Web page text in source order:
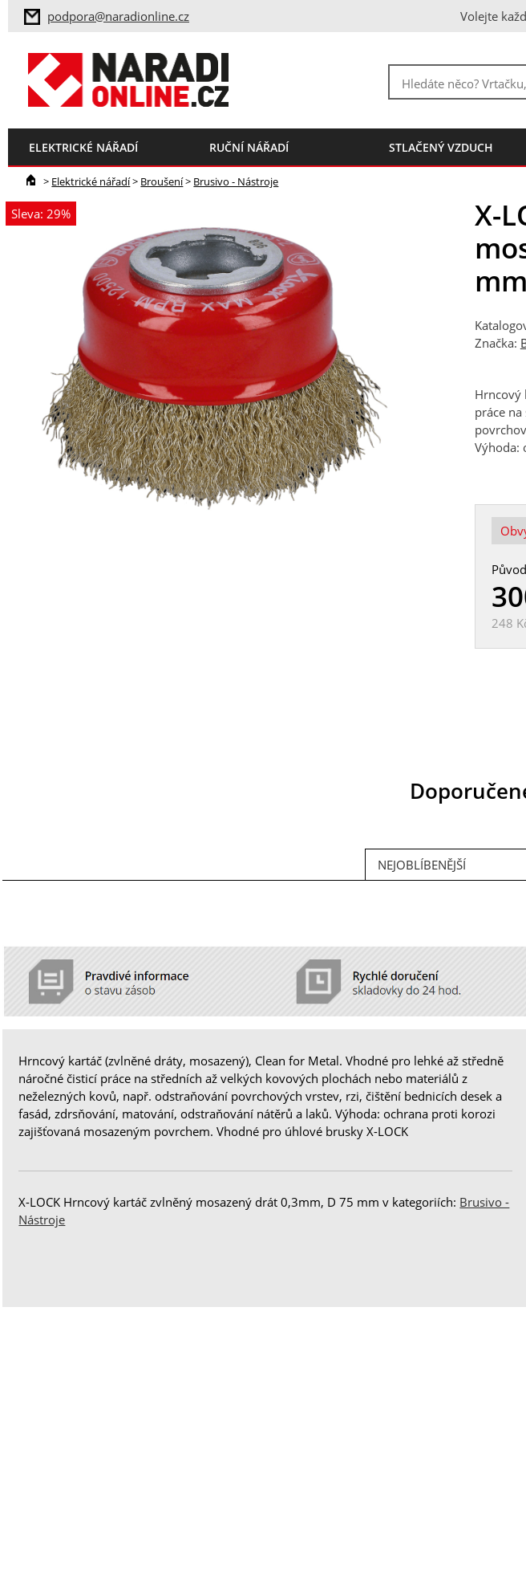
podpora@naradionline.cz Volejte
ELEKTRICKÉ NÁŘADÍ RUČNÍ NÁŘADÍ STLAČENÝ VZDUCH
> Elektrické nářadí> Broušení> Brusivo - Nástroje
Sleva: 29%
X-
mm
Značka:
Hrncový
práce
Výhoda:
248
NEJOBLÍBENĚJŠÍ
Hrncový kartáč (zvlněné dráty, mosazený), Clean for Metal. Vhodné pro lehké až středně
náročné čisticí práce na středních až velkých kovových plochách nebo materiálů z
neželezných kovů, např. odstraňování povrchových vrstev, rzi, čištění bednicích desek a
fasád, zdrsňování, matování, odstraňování nátěrů a laků. Výhoda: ochrana proti korozi
zajišťovaná mosazeným povrchem. Vhodné pro úhlové brusky X-LOCK
X-LOCK Hrncový kartáč zvlněný mosazený drát 0,3mm, D 75 mm v kategoriích: Brusivo -
Nástroje